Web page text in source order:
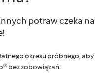
potraw czeka na
okresu próbnego, aby
bez zobowiązań.